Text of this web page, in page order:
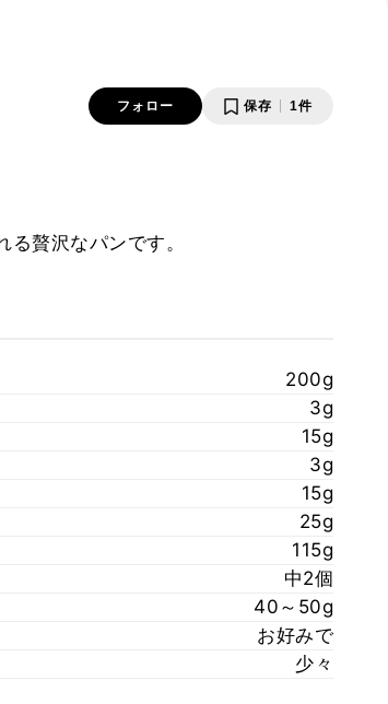
フォロー 保存 1件
贅沢なパンです。
200g
3g
15g
3g
15g
25g
115g
中2個
40～50g
お好みで
少々